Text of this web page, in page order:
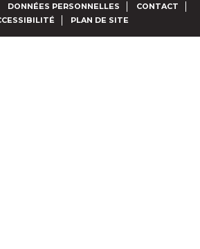
DONNÉES PERSONNELLES
CONTACT
PLAN DE SITE